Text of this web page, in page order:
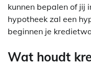
kunnen bepalen of jij
hypotheek zal een
beginnen je
Wat houdt